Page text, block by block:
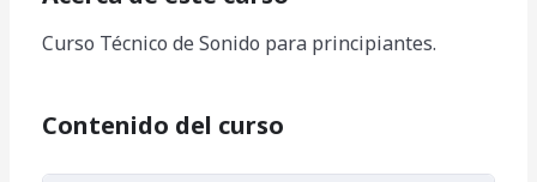
Curso Técnico de Sonido para principiantes.
Contenido del curso